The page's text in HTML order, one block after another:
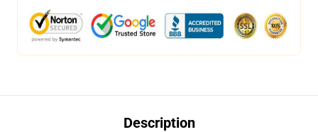
Description